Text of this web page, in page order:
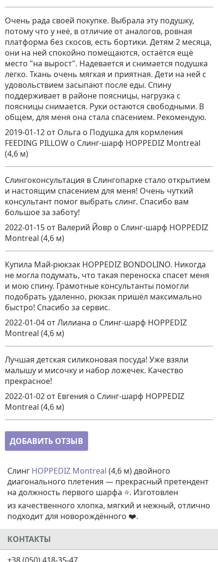
Очень рада своей покупке. Выбрала эту подушку,
потому что у неё, в отличие от аналогов, ровная
платформа без скосов, есть бортики. Детям 2 месяца,
они на ней спокойно помещаются, остаётся ещё
место "на вырост". Надевается и снимается подушка
легко. Ткань очень мягкая и приятная. Дети на ней с
удовольствием засыпают после еды. Спину
поддерживает в районе поясницы, нагрузка с
поясницы снимается. Руки остаются свободными. В
общем, для меня она стала спасением. Рекомендую.
2019-01-12 от Ольга о Подушка для кормления
FEEDING PILLOW о Слинг-шарф HOPPEDIZ Montreal
(4,6 м)
Слингоконсультация в Слингопарке стало открытием
и настоящим спасением для меня! Очень чуткий
консультант помог выбрать слинг. Спасибо вам
большое за заботу!
2022-01-15 от Валерий Йовр о Слинг-шарф HOPPEDIZ
Montreal (4,6 м)
Купила Май-рюкзак HOPPEDIZ BONDOLINO. Никогда
не могла подумать, что такая переноска спасет меня
и мою спину. Грамотные консультанты помогли
подобрать удаленно, рюкзак пришёл максимально
быстро! Спасибо за сервис.
2022-01-04 от Лилиана о Слинг-шарф HOPPEDIZ
Montreal (4,6 м)
Лучшая детская силиконовая посуда! Уже взяли
малышу и мисочку и набор ложечек. Качество
прекрасное!
2022-01-02 от Евгения о Слинг-шарф HOPPEDIZ
Montreal (4,6 м)
ДОБАВИТЬ ОТЗЫВ
Слинг HOPPEDIZ Montreal (4,6 м) двойного
диагонального плетения — прекрасный претендент
на должность первого шарфа ⭐. Изготовлен
из качественного хлопка, мягкий и нежный, отлично
подходит для новорождённого ❤️.
КОНТАКТЫ